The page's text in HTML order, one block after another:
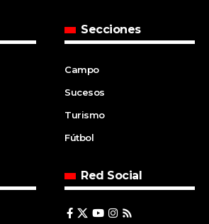
Secciones
Campo
Sucesos
Turismo
Fútbol
Red Social